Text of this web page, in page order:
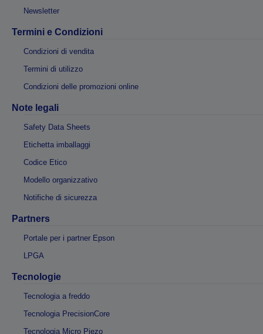
Newsletter
Termini e Condizioni
Condizioni di vendita
Termini di utilizzo
Condizioni delle promozioni online
Note legali
Safety Data Sheets
Etichetta imballaggi
Codice Etico
Modello organizzativo
Notifiche di sicurezza
Partners
Portale per i partner Epson
LPGA
Tecnologie
Tecnologia a freddo
Tecnologia PrecisionCore
Tecnologia Micro Piezo